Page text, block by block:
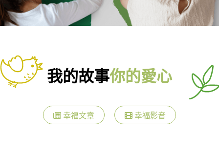
:::
我的故事你的愛心
幸福文章 幸福影音